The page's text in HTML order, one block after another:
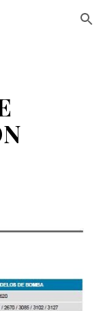
Skip to navigation